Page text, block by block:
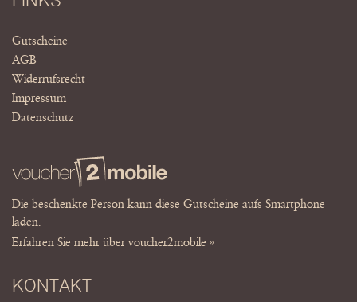
Gutscheine
AGB
Widerrufsrecht
Impressum
Datenschutz
Die beschenkte Person kann diese Gutscheine aufs Smartphone
laden.
Erfahren Sie mehr über voucher2mobile »
KONTAKT